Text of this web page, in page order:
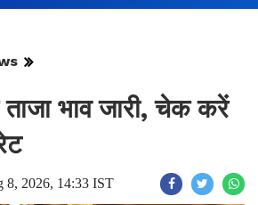
भाव जारी, चेक करें
8, 2026, 14:33 IST